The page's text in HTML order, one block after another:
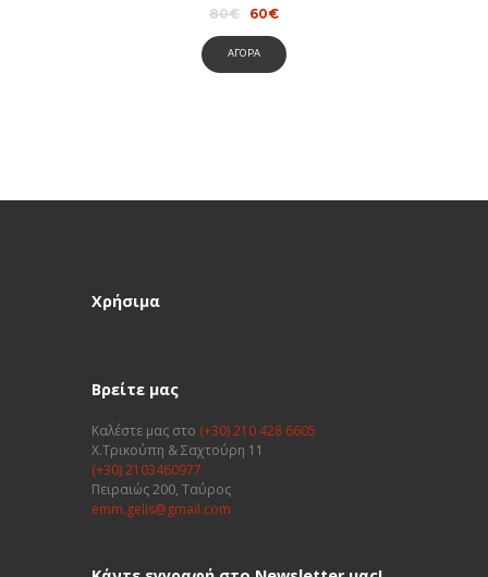
80€
Original
was:
80€.
60€Current
is:
60€.
ΑΓΟΡΑ
Χρήσιμα
Βρείτε μας
Καλέστε μας στο (+30) 210 428 6605
Χ.Τρικούπη & Σαχτούρη 11
(+30) 2103460977
Πειραιώς 200, Ταύρος
emm.gelis@gmail.com